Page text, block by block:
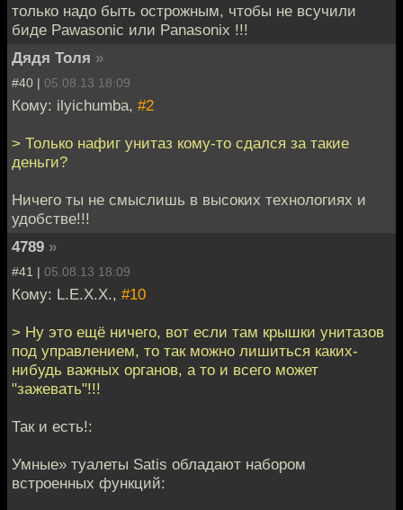
только надо быть острожным, чтобы не всучили
биде Pawasonic или Panasonix !!!
Дядя Толя »
#40 | 05.08.13 18:09
Кому: ilyichumba, #2
> Только нафиг унитаз кому-то сдался за такие
деньги?
Ничего ты не смыслишь в высоких технологиях и
удобстве!!!
4789 »
#41 | 05.08.13 18:09
Кому: L.E.X.X., #10
> Ну это ещё ничего, вот если там крышки унитазов
под управлением, то так можно лишиться каких-
нибудь важных органов, а то и всего может
"зажевать"!!!
Так и есть!:
Умные» туалеты Satis обладают набором
встроенных функций: